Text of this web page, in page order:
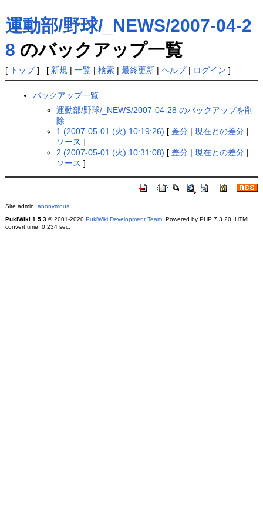
運動部/野球/_NEWS/2007-04-2
8 のバックアップ一覧
[ トップ] [ 新規 | 一覧| 検索| 最終更新| ヘルプ| ログイン ]
バックアップ一覧
運動部/野球/_NEWS/2007-04-28 のバックアップを削
除
1 (2007-05-01 (火) 10:19:26) [ 差分 |現在との差分 |
ソース ]
2 (2007-05-01 (火) 10:31:08) [ 差分 |現在との差分 |
ソース ]
Site admin: anonymous
PukiWiki 1.5.3© 2001-2020 PukiWiki Development Team. Powered by PHP 7.3.20. HTML
convert time: 0.234 sec.